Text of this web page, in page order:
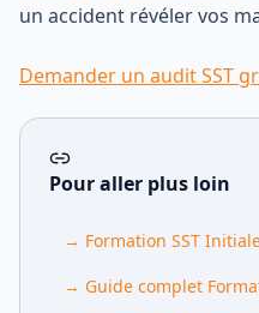
un accident révéler vos
Demander un audit SST
Pour aller plus loin
→ Formation SST
→ Guide complet